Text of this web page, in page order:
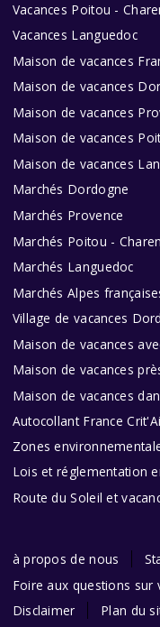
Vacances Poitou -
Vacances Languedoc
Maison de vacances
Maison de vacances
Maison de vacances
Maison de vacances
Maison de vacances
Marchés Dordogne
Marchés Provence
Marchés Poitou -
Marchés Languedoc
Marchés Alpes
Village de vacances
Maison de vacances
Maison de vacances
Maison de vacances
Autocollant France
Zones
Lois et réglementation
Route du Soleil et
à propos de nous
Foire aux questions sur
Disclaimer
Plan du